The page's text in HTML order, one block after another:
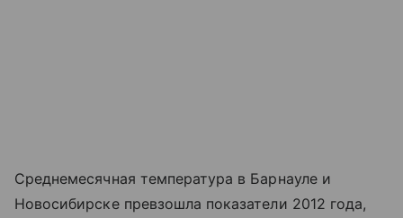
Среднемесячная температура в Барнауле и
Новосибирске превзошла показатели 2012 года,